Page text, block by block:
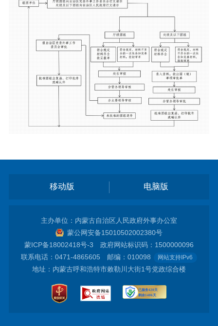
移动版 电脑版
主办单位：内蒙古自治区人民政府外事办公室
蒙公网安备15010502002380号
蒙ICP备18002418号-3 政府网站标识码：1500000096
联系电话：0471-4865605 邮编：010098
网站支持IPv6
地址：内蒙古呼和浩特市敕勒川大街1号党政综合楼